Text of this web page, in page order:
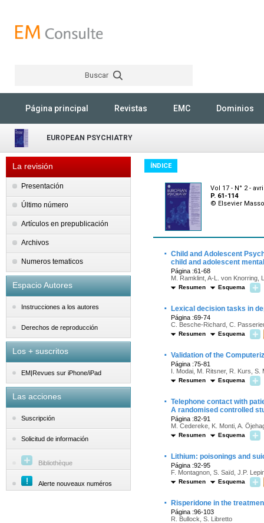
Buscar
Página principal Revistas EMC Dominios
EUROPEAN PSYCHIATRY
La revisión
Presentación
Último número
Artículos en prepublicación
Archivos
Numeros tematicos
Espacio Autores
Instrucciones a los autores
Derechos de reproducción
Los + suscritos
EM|Revues sur iPhone/iPad
Las acciones
Suscripción
Solicitud de información
Bibliothèque
Alerte nouveaux numéros
ÍNDICE
Vol 17 - N° 2 -
P. 61-114
© Elsevier
· Child and Adolescent
child and adolescent
Página :61-68
M. Ramklint, A-L. von Knorring,
Resumen Esquema
· Lexical decision tasks in
Página :69-74
C. Besche-Richard, C.
Resumen Esquema
· Validation of the
Página :75-81
I. Modai, M. Ritsner, R. Kurs, S.
Resumen Esquema
· Telephone contact with
A randomised controlled
Página :82-91
M. Cedereke, K. Monti, A.
Resumen Esquema
· Lithium: poisonings and
Página :92-95
F. Montagnon, S. Saïd, J.P.
Resumen Esquema
· Risperidone in the
Página :96-103
R. Bullock, S. Libretto